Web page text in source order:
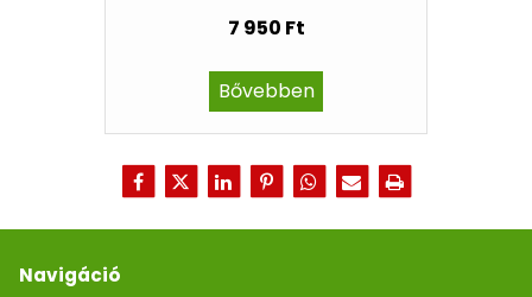
7 950 Ft
Bővebben
Navigáció